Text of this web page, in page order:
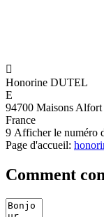

Honorine DUTEL
E
94700 Maisons Alfort
France
9 Afficher le numéro
Page d'accueil:
Comment